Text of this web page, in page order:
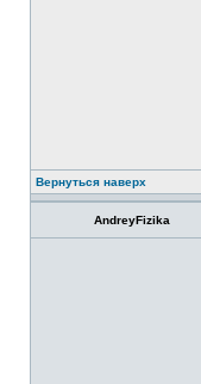
Вернуться наверх
AndreyFizika